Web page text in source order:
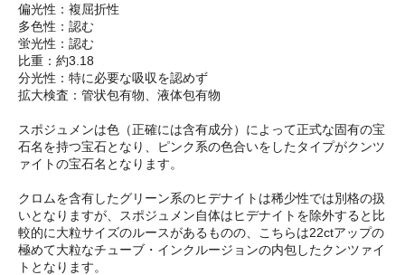
偏光性：複屈折性
多色性：認む
蛍光性：認む
比重：約3.18
分光性：特に必要な吸収を認めず
拡大検査：管状包有物、液体包有物
スポジュメンは色（正確には含有成分）によって正式な固有の宝
石名を持つ宝石となり、ピンク系の色合いをしたタイプがクンツ
ァイトの宝石名となります。
クロムを含有したグリーン系のヒデナイトは稀少性では別格の扱
いとなりますが、スポジュメン自体はヒデナイトを除外すると比
較的に大粒サイズのルースがあるものの、こちらは22ctアップの
極めて大粒なチューブ・インクルージョンの内包したクンツァイ
トとなります。